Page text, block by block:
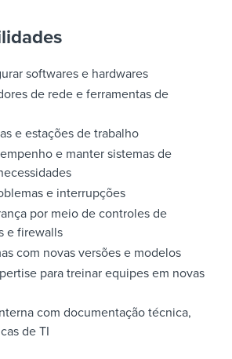
softwares e hardwares
de rede e ferramentas de
e estações de trabalho
e manter sistemas de
e interrupções
por meio de controles de
e firewalls
com novas versões e modelos
para treinar equipes em novas
com documentação técnica,
de TI